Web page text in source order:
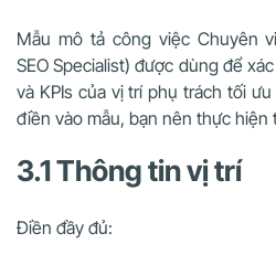
Mẫu mô tả công việc Chuyên
SEO Specialist) được dùng để
và KPIs của vị trí phụ trách tối
điền vào mẫu, bạn nên thực hiện
3.1 Thông tin vị trí
Điền đầy đủ: